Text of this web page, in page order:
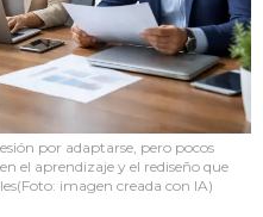
por adaptarse, pero pocos
el aprendizaje y el rediseño que
imagen creada con IA)